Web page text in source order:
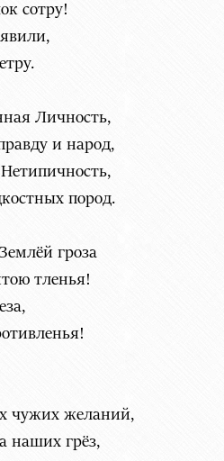
сотру!
Личность,
и народ,
пород.
гроза
тленья!
чужих желаний,
наших грёз,